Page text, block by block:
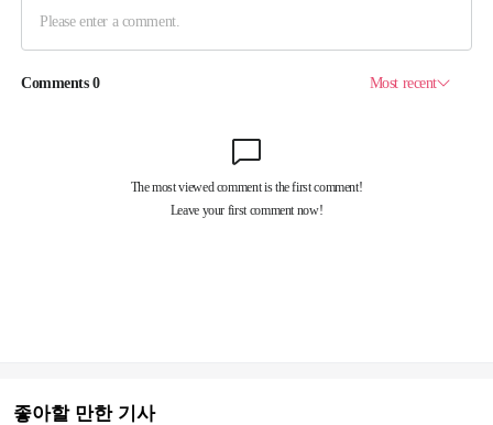
좋아할 만한 기사